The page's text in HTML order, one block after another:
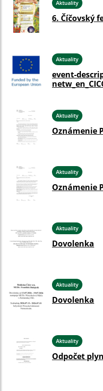
Aktuality
6. Číčovský
Aktuality
event-
Aktuality
Oznámenie
Aktuality
Oznámenie
Aktuality
Dovolenka
Aktuality
Dovolenka
Aktuality
Odpočet